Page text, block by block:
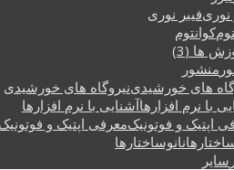
فیبر نوری
کوانتوم
ها (3)
منشور
نیروگاه های خورشیدی
آشنایی با نرم افزارها
معرفی اپتیک و فوتونیک
نانوساختارها
سایر